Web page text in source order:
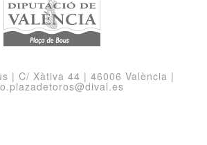
| C/ Xàtiva 44 | 46006 València |